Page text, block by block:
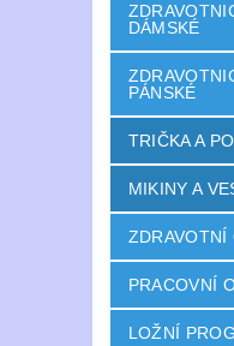
DÁMSKÉ
PÁNSKÉ
TRIČKA A
MIKINY A
ZDRAVOTNÍ
PRACOVNÍ
LOŽNÍ